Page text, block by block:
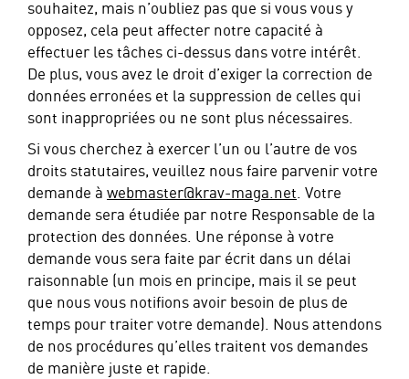
souhaitez, mais n’oubliez pas que si vous vous y
opposez, cela peut affecter notre capacité à
effectuer les tâches ci-dessus dans votre intérêt.
De plus, vous avez le droit d’exiger la correction de
données erronées et la suppression de celles qui
sont inappropriées ou ne sont plus nécessaires.
Si vous cherchez à exercer l’un ou l’autre de vos
droits statutaires, veuillez nous faire parvenir votre
demande à webmaster@krav-maga.net. Votre
demande sera étudiée par notre Responsable de la
protection des données. Une réponse à votre
demande vous sera faite par écrit dans un délai
raisonnable (un mois en principe, mais il se peut
que nous vous notifions avoir besoin de plus de
temps pour traiter votre demande). Nous attendons
de nos procédures qu’elles traitent vos demandes
de manière juste et rapide.